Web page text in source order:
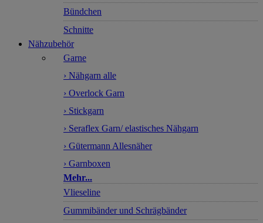
Bündchen
Schnitte
Nähzubehör
Garne
› Nähgarn alle
› Overlock Garn
› Stickgarn
› Seraflex Garn/ elastisches Nähgarn
› Gütermann Allesnäher
› Garnboxen
Mehr...
Vlieseline
Gummibänder und Schrägbänder